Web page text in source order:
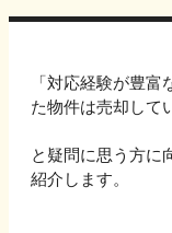
「対応経験が豊
た物件は売却して
と疑問に思う方に
紹介します。